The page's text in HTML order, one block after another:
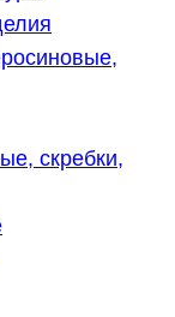
скребки,